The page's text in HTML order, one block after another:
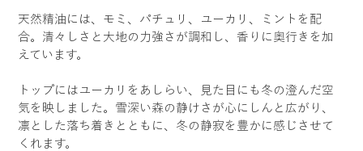
天然精油には、モミ、パチュリ、ユーカリ、ミントを配
合。清々しさと大地の力強さが調和し、香りに奥行きを加
えています。
トップにはユーカリをあしらい、見た目にも冬の澄んだ空
気を映しました。雪深い森の静けさが心にしんと広がり、
凛とした落ち着きとともに、冬の静寂を豊かに感じさせて
くれます。